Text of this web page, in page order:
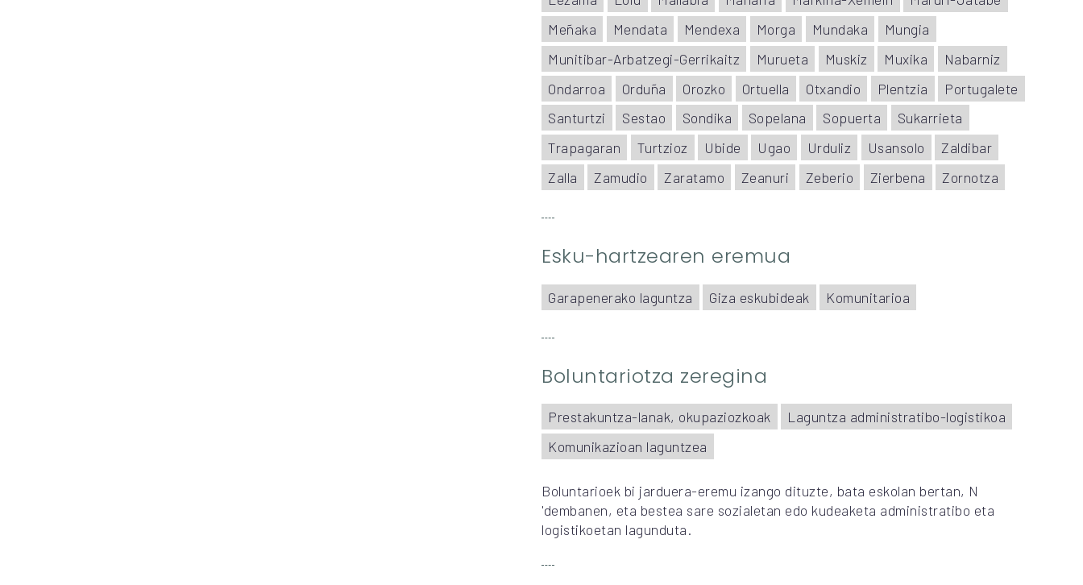
Meñaka
Mendata Mendexa Morga Mundaka
Mungia
Munitibar-Arbatzegi-Gerrikaitz
Murueta Muskiz Muxika
Nabarniz
Ondarroa
Orduña Orozko Ortuella Otxandio Plentzia
Portugalete
Santurtzi
Sestao Sondika Sopelana Sopuerta
Sukarrieta
Trapagaran
Turtzioz Ubide Ugao Urduliz Usansolo
Zaldibar
Zalla
Zamudio Zaratamo Zeanuri Zeberio Zierbena Zornotza
Esku-hartzearen eremua
Garapenerako laguntza Giza eskubideak Komunitarioa
Boluntariotza zeregina
Prestakuntza-lanak, okupaziozkoak
Laguntza administratibo-logistikoa
Komunikazioan laguntzea
Boluntarioek bi jarduera-eremu izango dituzte, bata eskolan bertan, N
'dembanen, eta bestea sare sozialetan edo kudeaketa administratibo eta
logistikoetan lagunduta.